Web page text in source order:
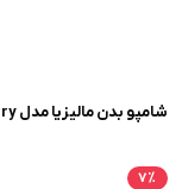
شامپو بدن مالیزیا مدل blackberry حجم 900 میلی لیتر
۷٪